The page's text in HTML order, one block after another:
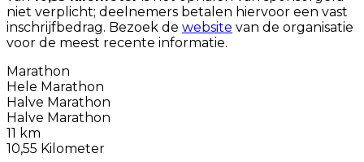
niet verplicht; deelnemers betalen hiervoor een vast
inschrijfbedrag. Bezoek de website van de organisatie
voor de meest recente informatie.
Marathon
Hele Marathon
Halve Marathon
Halve Marathon
11 km
10,55 Kilometer